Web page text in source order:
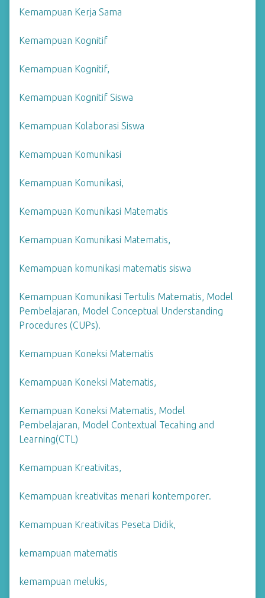
Kemampuan Kerja Sama
Kemampuan Kognitif
Kemampuan Kognitif,
Kemampuan Kognitif Siswa
Kemampuan Kolaborasi Siswa
Kemampuan Komunikasi
Kemampuan Komunikasi,
Kemampuan Komunikasi Matematis
Kemampuan Komunikasi Matematis,
Kemampuan komunikasi matematis siswa
Kemampuan Komunikasi Tertulis Matematis, Model
Pembelajaran, Model Conceptual Understanding
Procedures (CUPs).
Kemampuan Koneksi Matematis
Kemampuan Koneksi Matematis,
Kemampuan Koneksi Matematis, Model
Pembelajaran, Model Contextual Tecahing and
Learning(CTL)
Kemampuan Kreativitas,
Kemampuan kreativitas menari kontemporer.
Kemampuan Kreativitas Peseta Didik,
kemampuan matematis
kemampuan melukis,